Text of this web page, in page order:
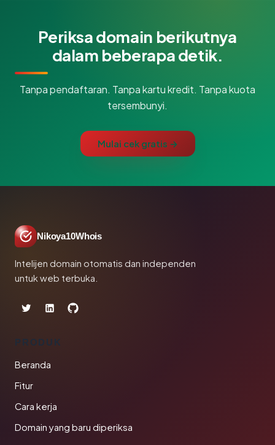
Periksa domain berikutnya
dalam beberapa detik.
Tanpa pendaftaran. Tanpa kartu kredit. Tanpa kuota
tersembunyi.
Mulai cek gratis →
Nikoya10Whois
Intelijen domain otomatis dan independen
untuk web terbuka.
PRODUK
Beranda
Fitur
Cara kerja
Domain yang baru diperiksa